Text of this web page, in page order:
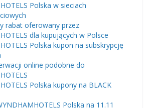
Polska w sieciach
rabat oferowany przez
dla kupujących w Polsce
Polska kupon na subskrypcję
online podobne do
Polska kupony na BLACK
Polska na 11.11